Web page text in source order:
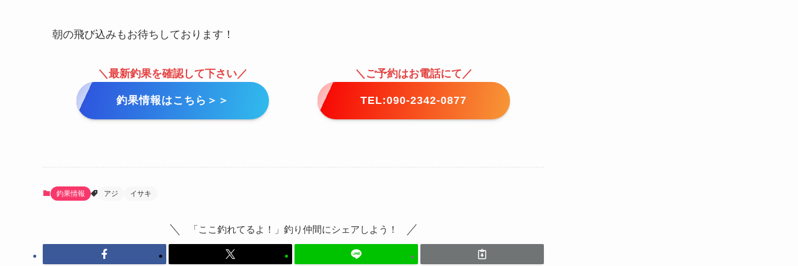
朝の飛び込みもお待ちしております！
＼最新釣果を確認して下さい／
釣果情報はこちら＞＞
＼ご予約はお電話にて／
TEL:090-2342-0877
釣果情報 アジ イサキ
「ここ釣れてるよ！」釣り仲間にシェアしよう！